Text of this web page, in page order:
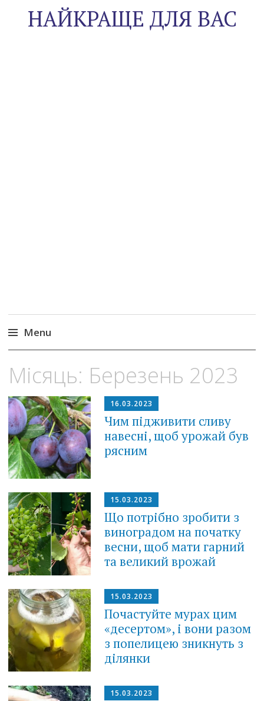
НАЙКРАЩЕ ДЛЯ ВАС
Menu
to
Місяць: Березень 2023
16.03.2023
Чим підживити сливу
навесні, щоб урожай був
рясним
15.03.2023
Що потрібно зробити з
виноградом на початку
весни, щоб мати гарний
та великий врожай
15.03.2023
Почастуйте мурах цим
«десертом», і вони разом
з попелицею зникнуть з
ділянки
15.03.2023